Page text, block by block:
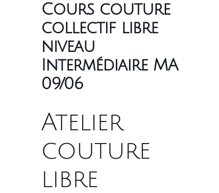
Cours couture
collectif libre
niveau
Intermédiaire MA
09/06
Atelier
couture
libre